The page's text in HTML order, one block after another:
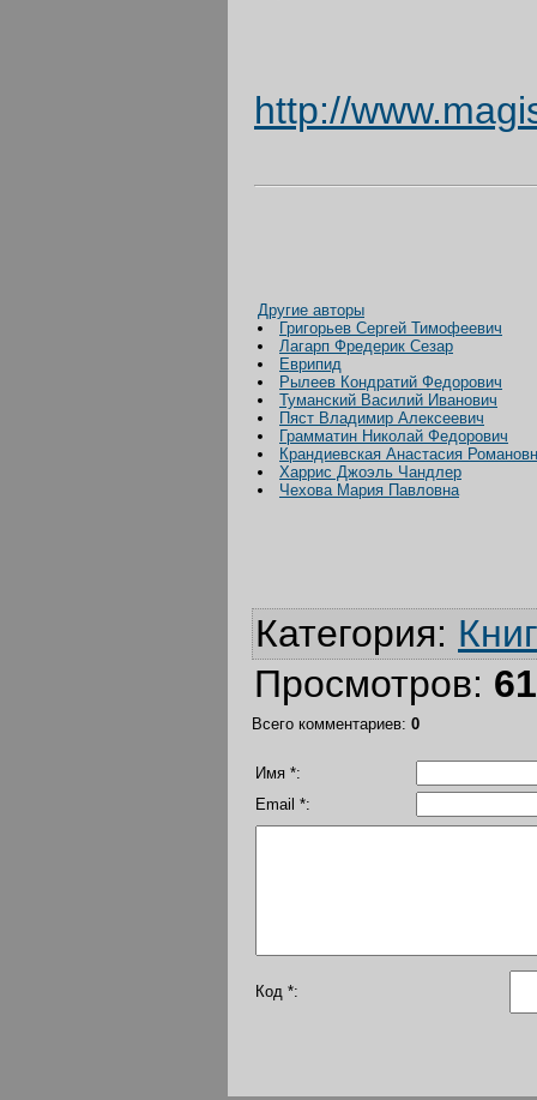
http://
Другие авторы
Григорьев Сергей Тимофеевич
Лагарп Фредерик Сезар
Еврипид
Рылеев Кондратий Федорович
Туманский Василий Иванович
Пяст Владимир Алексеевич
Грамматин Николай Федорович
Крандиевская Анастасия
Харрис Джоэль Чандлер
Чехова Мария Павловна
Категория:
Просмотров:
Всего комментариев: 0
Имя *:
Email *:
Код *: